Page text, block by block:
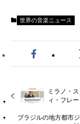
世界の音楽ニュース
ミラノ・
ィ・フレ
ブラジルの地方都市